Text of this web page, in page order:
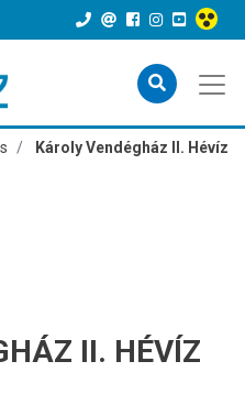
Károly Vendégház II. Hévíz
II. HÉVÍZ